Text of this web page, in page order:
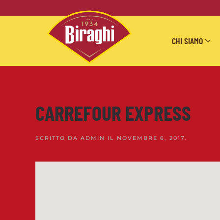
Skip to main content
CHI SIAMO
CARREFOUR EXPRESS
SCRITTO DA ADMIN IL NOVEMBRE 6, 2017.